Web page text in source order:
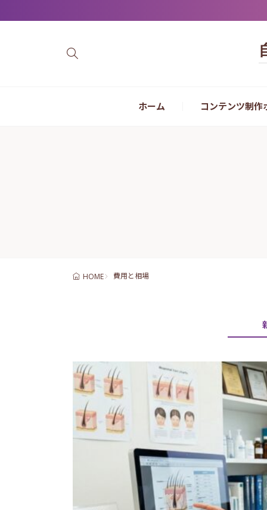
ホーム コンテンツ制作
HOME 費用と相場